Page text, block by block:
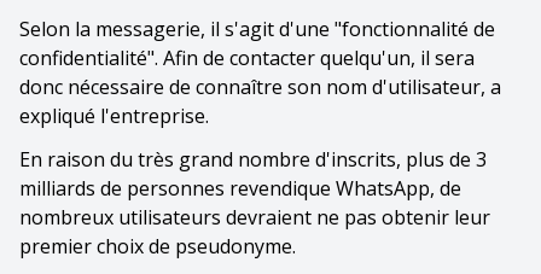
Selon la messagerie, il s'agit d'une "fonctionnalité de
confidentialité". Afin de contacter quelqu'un, il sera
donc nécessaire de connaître son nom d'utilisateur, a
expliqué l'entreprise.
En raison du très grand nombre d'inscrits, plus de 3
milliards de personnes revendique WhatsApp, de
nombreux utilisateurs devraient ne pas obtenir leur
premier choix de pseudonyme.